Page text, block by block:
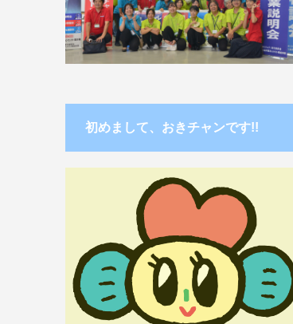
初めまして、おきチャンです!!